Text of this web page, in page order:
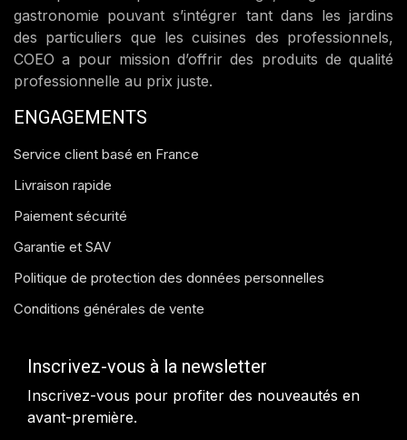
gastronomie pouvant s’intégrer tant dans les jardins
des particuliers que les cuisines des professionnels,
COEO a pour mission d’offrir des produits de qualité
professionnelle au prix juste.
ENGAGEMENTS
Service client basé en France
Livraison rapide
Paiement sécurité
Garantie et SAV
Politique de protection des données personnelles
Conditions générales de vente
Inscrivez-vous à la newsletter
Inscrivez-vous pour profiter des nouveautés en
avant-première.